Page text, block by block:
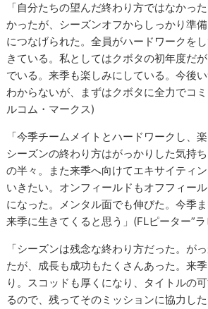
「自分たちの望んだ終わり方ではなかっ
かったが、シーズンオフからしっかり準
につなげられた。全員がハードワークを
きている。私としてはクボタの初年度だ
でいる。来季も楽しみにしている。今後
わからないが、まずはクボタに全力でコ
ルコム・マークス)
「今季チームメイトとハードワークし、
シーズンの終わり方はがっかりした気持
の半々。また来季へ向けてエキサイティ
いきたい。オンフィールドもオフフィー
になった。メンタル面でも伸びた。今季
来季に生きてくると思う」(FLピーター”
「シーズンは残念な終わり方だった。が
たが、成長も成功もたくさんあった。来
り。スコッドも厚くになり、タイトルの
るので、残ってそのミッションに協力し